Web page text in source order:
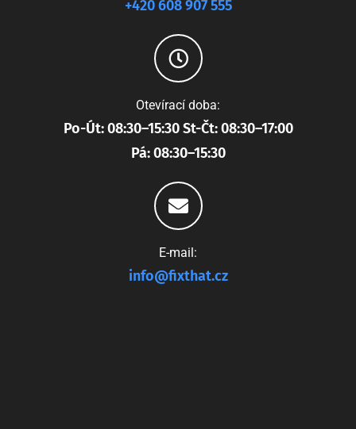
+420 608 907 555
Otevírací doba:
Po-Út: 08:30–15:30 St-Čt: 08:30–17:00
Pá: 08:30–15:30
E-mail:
info@fixthat.cz